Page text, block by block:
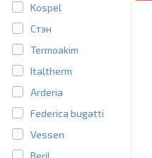
Kospel
Стэн
Termoakim
Italtherm
Arderia
Federica bugatti
Vessen
Beril